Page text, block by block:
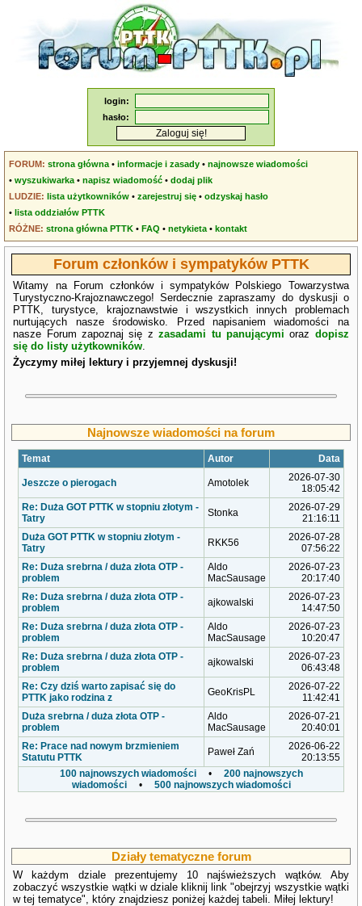
login:
hasło:
FORUM: strona główna •informacje i zasady •najnowsze wiadomości
•wyszukiwarka •napisz wiadomość •dodaj plik
LUDZIE: lista użytkowników •zarejestruj się •odzyskaj hasło
•lista oddziałów PTTK
RÓŻNE: strona główna PTTK •FAQ •netykieta •kontakt
Forum członków i sympatyków PTTK
Witamy na Forum członków i sympatyków Polskiego Towarzystwa
Turystyczno-Krajoznawczego! Serdecznie zapraszamy do dyskusji o
PTTK, turystyce, krajoznawstwie i wszystkich innych problemach
nurtujących nasze środowisko. Przed napisaniem wiadomości na
nasze Forum zapoznaj się zzasadami tu panującymi oraz dopisz
się do listy użytkowników.
Życzymy miłej lektury i przyjemnej dyskusji!
Najnowsze wiadomości na forum
Temat Autor Data
Jeszcze o pierogach Amotolek
2026-07-30
18:05:42
Re: Duża GOT PTTK w stopniu złotym -
Tatry
Stonka
2026-07-29
21:16:11
Duża GOT PTTK w stopniu złotym -
Tatry
RKK56
2026-07-28
07:56:22
Re: Duża srebrna / duża złota OTP -
problem
Aldo
MacSausage
2026-07-23
20:17:40
Re: Duża srebrna / duża złota OTP -
problem
ajkowalski
2026-07-23
14:47:50
Re: Duża srebrna / duża złota OTP -
problem
Aldo
MacSausage
2026-07-23
10:20:47
Re: Duża srebrna / duża złota OTP -
problem
ajkowalski
2026-07-23
06:43:48
Re: Czy dziś warto zapisać się do
PTTK jako rodzina z
GeoKrisPL
2026-07-22
11:42:41
Duża srebrna / duża złota OTP -
problem
Aldo
MacSausage
2026-07-21
20:40:01
Re: Prace nad nowym brzmieniem
Statutu PTTK
Paweł Zań
2026-06-22
20:13:55
100 najnowszych wiadomości• 200 najnowszych
wiadomości• 500 najnowszych wiadomości
Działy tematyczne forum
W każdym dziale prezentujemy 10 najświeższych wątków. Aby
zobaczyć wszystkie wątki w dziale kliknij link "obejrzyj wszystkie wątki
w tej tematyce", który znajdziesz poniżej każdej tabeli. Miłej lektury!